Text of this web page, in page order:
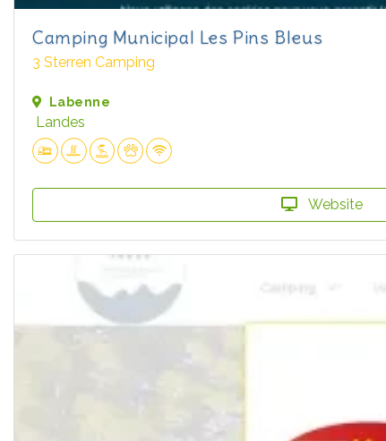
Camping Municipal Les Pins Bleus
3 Sterren Camping
Labenne
Landes
Website